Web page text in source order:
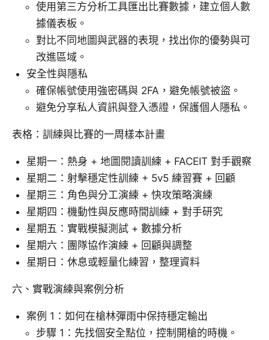
使用第三方分析工具匯出比賽數據，建立個人數
據儀表板。
對比不同地圖與武器的表現，找出你的優勢與可
改進區域。
安全性與隱私
確保帳號使用強密碼與 2FA，避免帳號被盜。
避免分享私人資訊與登入憑證，保護個人隱私。
表格：訓練與比賽的一周樣本計畫
星期一：熱身 + 地圖閱讀訓練 + FACEIT 對手觀察
星期二：射擊穩定性訓練 + 5v5 練習賽 + 回顧
星期三：角色與分工演練 + 快攻策略演練
星期四：機動性與反應時間訓練 + 對手研究
星期五：實戰模擬測試 + 數據分析
星期六：團隊協作演練 + 回顧與調整
星期日：休息或輕量化練習，整理資料
六、實戰演練與案例分析
案例 1：如何在槍林彈雨中保持穩定輸出
步驟 1：先找個安全點位，控制開槍的時機。